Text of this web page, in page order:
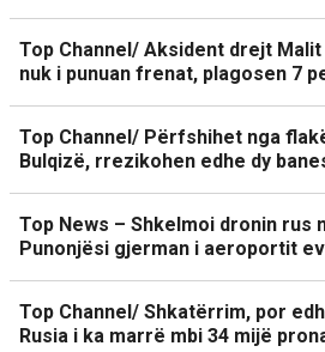
Top Channel/ Aksident drejt
nuk i punuan frenat, plagosen 7
Top Channel/ Përfshihet nga
Bulqizë, rrezikohen edhe dy
Top News – Shkelmoi dronin rus
Punonjësi gjerman i aeroportit
Top Channel/ Shkatërrim, por
Rusia i ka marrë mbi 34 mijë